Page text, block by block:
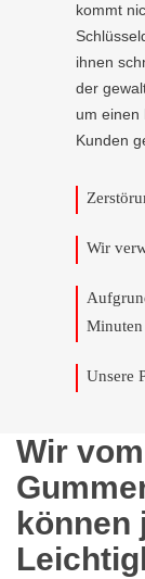
kommt
ihnen
der
um einen
Kunden
Wir
Minuten
Unsere
Wir
können